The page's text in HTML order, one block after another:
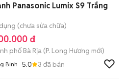
Panasonic Lumix S9 Trắng
(chưa sửa chữa)
đ
phố Bà Rịa (P. Long Hương mới)
Binh 5.0 3 đã bán